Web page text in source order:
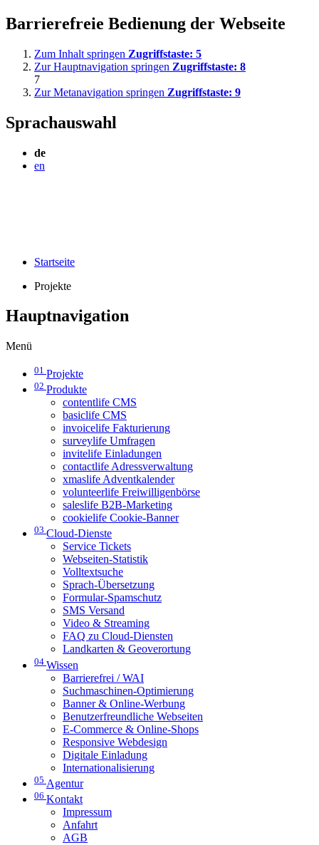
Barrierefreie Bedienung der Webseite
Zum Inhalt springen Zugriffstaste: 5
Zur Hauptnavigation springen Zugriffstaste: 8
7
Zur Metanavigation springen Zugriffstaste: 9
Sprachauswahl
de
en
Startseite
Projekte
Hauptnavigation
Menü
01 Projekte
02 Produkte
contentlife CMS
basiclife CMS
invoicelife Fakturierung
surveylife Umfragen
invitelife Einladungen
contactlife Adressverwaltung
xmaslife Adventkalender
volunteerlife Freiwilligenbörse
saleslife B2B-Marketing
cookielife Cookie-Banner
03 Cloud-Dienste
Service Tickets
Webseiten-Statistik
Volltextsuche
Sprach-Übersetzung
Formular-Spamschutz
SMS Versand
Video & Streaming
FAQ zu Cloud-Diensten
Landkarten & Geoverortung
04 Wissen
Barrierefrei / WAI
Suchmaschinen-Optimierung
Banner & Online-Werbung
Benutzerfreundliche Webseiten
E-Commerce & Online-Shops
Responsive Webdesign
Digitale Einladung
Internationalisierung
05 Agentur
06 Kontakt
Impressum
Anfahrt
AGB